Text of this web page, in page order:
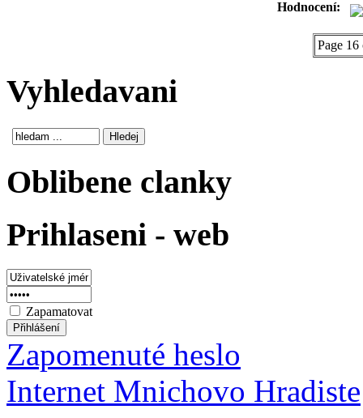
Hodnocení:
Page 16
Vyhledavani
Oblibene clanky
Prihlaseni - web
Zapamatovat
Zapomenuté heslo
Internet Mnichovo Hradiste